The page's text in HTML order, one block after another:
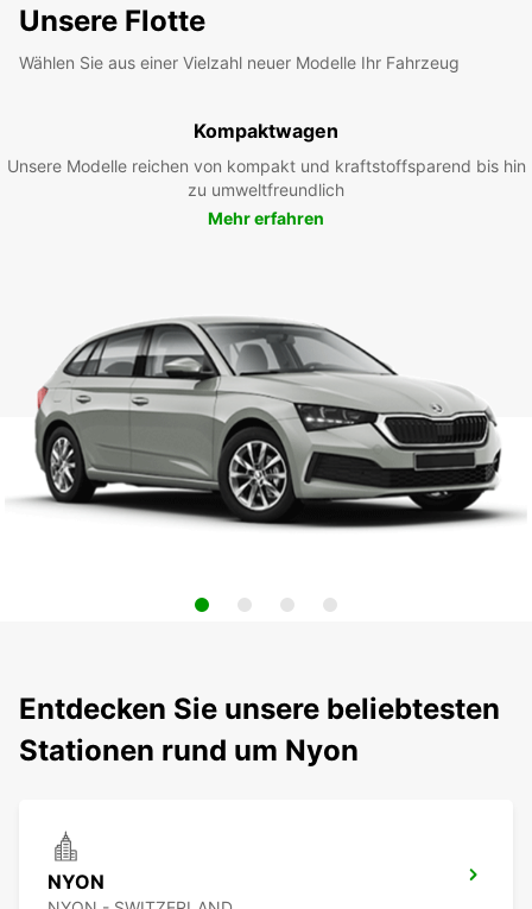
Unsere Flotte
Wählen Sie aus einer Vielzahl neuer Modelle Ihr Fahrzeug
Kompaktwagen
Unsere Modelle reichen von kompakt und kraftstoffsparend bis hin
zu umweltfreundlich
Mehr erfahren
Entdecken Sie unsere beliebtesten
Stationen rund um Nyon
NYON